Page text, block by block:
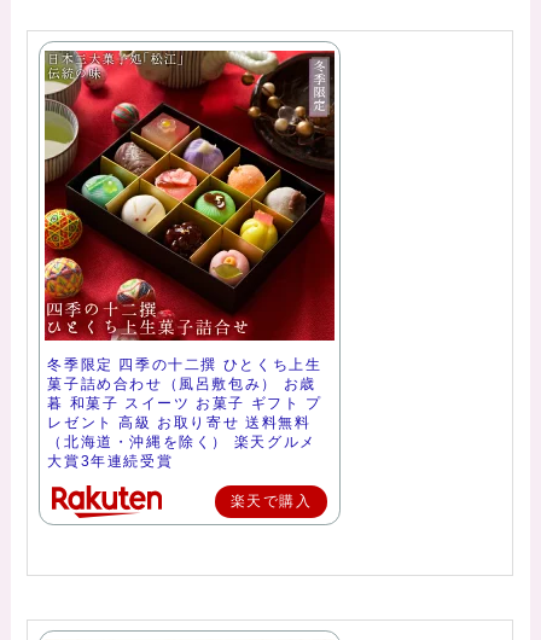
冬季限定 四季の十二撰 ひとくち上生
菓子詰め合わせ（風呂敷包み） お歳
暮 和菓子 スイーツ お菓子 ギフト プ
レゼント 高級 お取り寄せ 送料無料
（北海道・沖縄を除く） 楽天グルメ
大賞3年連続受賞
楽天で購入